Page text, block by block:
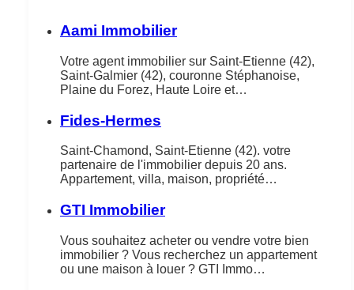
Aami Immobilier
Votre agent immobilier sur Saint-Etienne (42),
Saint-Galmier (42), couronne Stéphanoise,
Plaine du Forez, Haute Loire et…
Fides-Hermes
Saint-Chamond, Saint-Etienne (42). votre
partenaire de l'immobilier depuis 20 ans.
Appartement, villa, maison, propriété…
GTI Immobilier
Vous souhaitez acheter ou vendre votre bien
immobilier ? Vous recherchez un appartement
ou une maison à louer ? GTI Immo…